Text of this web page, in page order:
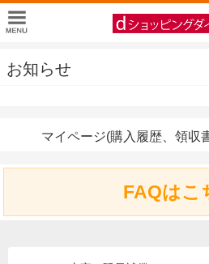
お知らせ
マイページ(購入履歴、領収
FAQはこ